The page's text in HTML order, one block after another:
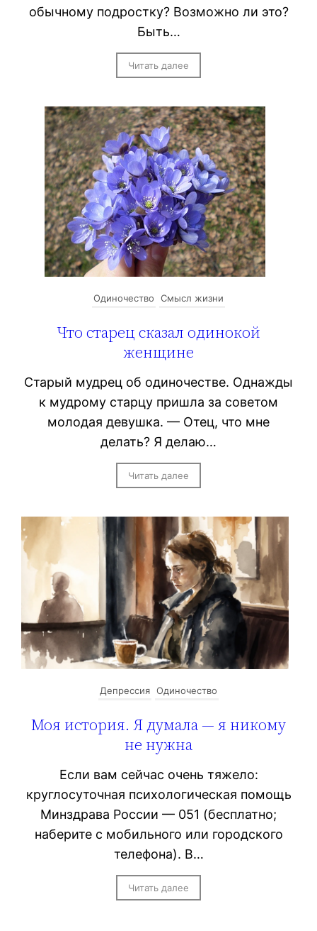
обычному подростку? Возможно ли это?
Быть…
Читать далее
Одиночество Смысл жизни
Что старец сказал одинокой
женщине
Старый мудрец об одиночестве. Однажды
к мудрому старцу пришла за советом
молодая девушка. — Отец, что мне
делать? Я делаю…
Читать далее
Депрессия Одиночество
Моя история. Я думала — я никому
не нужна
Если вам сейчас очень тяжело:
круглосуточная психологическая помощь
Минздрава России — 051 (бесплатно;
наберите с мобильного или городского
телефона). В…
Читать далее